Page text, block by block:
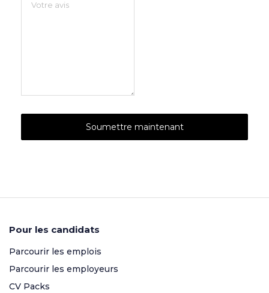
Pour les candidats
Parcourir les emplois
Parcourir les employeurs
CV Packs